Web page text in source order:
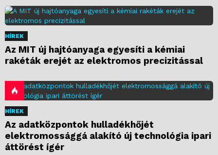
HÍREK
Az MIT új hajtóanyaga egyesíti a kémiai
rakéták erejét az elektromos precizitással
HÍREK
Az adatközpontok hulladékhőjét
elektromossággá alakító új technológia ipari
áttörést ígér